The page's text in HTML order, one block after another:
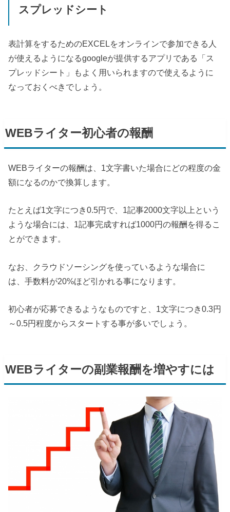
スプレッドシート
表計算をするためのEXCELをオンラインで参加できる人
が使えるようになるgoogleが提供するアプリである「ス
プレッドシート」もよく用いられますので使えるように
なっておくべきでしょう。
WEBライター初心者の報酬
WEBライターの報酬は、1文字書いた場合にどの程度の金
額になるのかで換算します。
たとえば1文字につき0.5円で、1記事2000文字以上という
ような場合には、1記事完成すれば1000円の報酬を得るこ
とができます。
なお、クラウドソーシングを使っているような場合に
は、手数料が20%ほど引かれる事になります。
初心者が応募できるようなものですと、1文字につき0.3円
～0.5円程度からスタートする事が多いでしょう。
WEBライターの副業報酬を増やすには